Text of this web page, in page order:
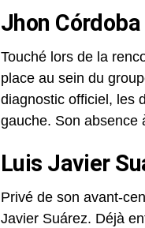
Jhon
Touché lors de la
place au sein du
diagnostic officiel, les
gauche. Son absence
Luis Javier
Privé de son avant-
Javier Suárez. Déjà